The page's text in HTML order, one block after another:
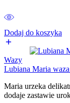
Dodaj do koszyka
Wazy
Lubiana Maria waza
Maria urzeka
dodaje zastawie